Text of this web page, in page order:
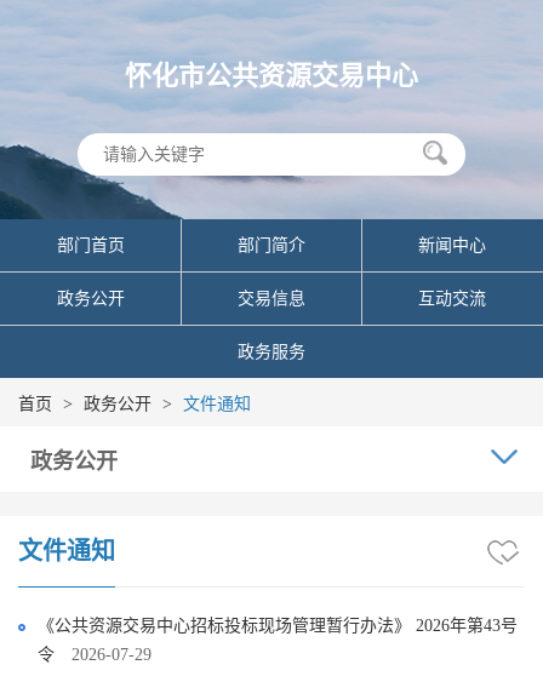
怀化市公共资源交易中心
部门首页 部门简介 新闻中心
政务公开 交易信息 互动交流
政务服务
首页 > 政务公开 > 文件通知
政务公开
文件通知
《公共资源交易中心招标投标现场管理暂行办法》 2026年第43号
令
2026-07-29